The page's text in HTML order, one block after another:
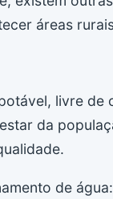
áreas
livre de
da
de água: